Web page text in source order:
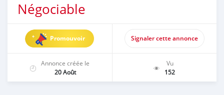
Négociable
Promouvoir Signaler cette annonce
Annonce créée le
20 Août
Vu
152